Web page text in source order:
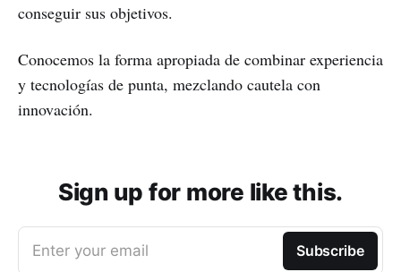
conseguir sus objetivos.
Conocemos la forma apropiada de combinar experiencia
y tecnologías de punta, mezclando cautela con
innovación.
Sign up for more like this.
Enter your email Subscribe